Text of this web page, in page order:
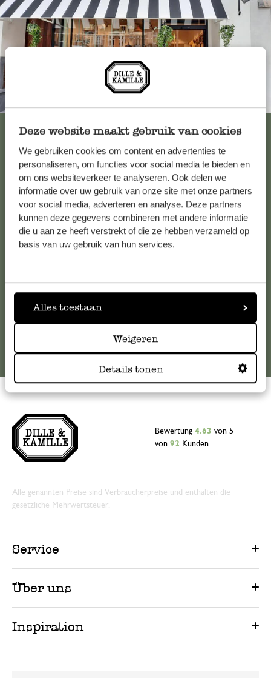
Deze website maakt gebruik van cookies
We gebruiken cookies om content en advertenties te
personaliseren, om functies voor social media te bieden en
om ons websiteverkeer te analyseren. Ook delen we
informatie over uw gebruik van onze site met onze partners
voor social media, adverteren en analyse. Deze partners
kunnen deze gegevens combineren met andere informatie
die u aan ze heeft verstrekt of die ze hebben verzameld op
basis van uw gebruik van hun services.
Alles toestaan
Weigeren
Details tonen
Alle 62 Geschäfte anzeigen
Kundenservice/Hilfe
Falls Sie Fragen haben oder Tipps und Hilfe brauchen, wenden
Sie sich bitte an unseren Kundenservice. Oder lesen Sie hier
die Antworten aufhäufig gestellte Fragen
Online-Kundenservice
Bewertung 4.63 von 5
von 92 Kunden
Alle genannten Preise sind Verbraucherpreise und enthalten die
gesetzliche Mehrwertsteuer.
Service
Über uns
Inspiration